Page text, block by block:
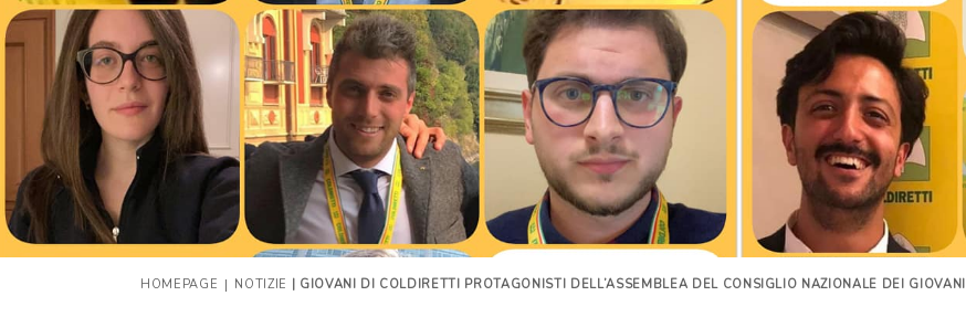
HOMEPAGE | NOTIZIE | GIOVANI DI COLDIRETTI PROTAGONISTI DELL’ASSEMBLEA DEL CONSIGLIO NAZIONALE DEI GIOVANI